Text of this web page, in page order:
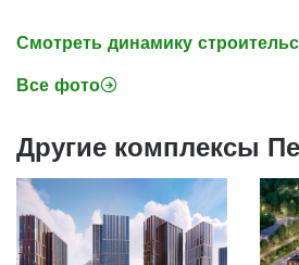
Смотреть динамику
Все фото
Другие комплексы